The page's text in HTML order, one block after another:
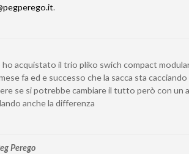
.
acquistato il trio pliko swich compact
fa ed e successo che la sacca sta cacciando
se si potrebbe cambiare il tutto però con un
anche la differenza
Perego